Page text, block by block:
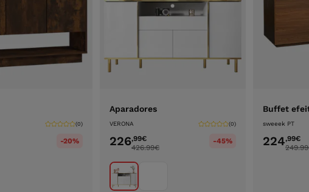
(0)
-20%
Aparadores
VERONA (0)
226,99€
426.99€
-45%
Buffet
sweeek PT
224,99€
249.99